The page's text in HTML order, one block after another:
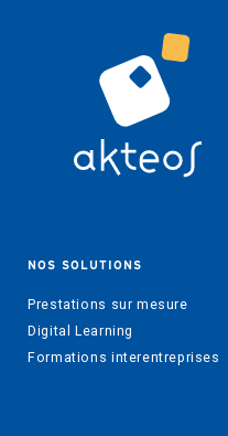
NOS SOLUTIONS
Prestations sur mesure
Digital Learning
Formations interentreprises